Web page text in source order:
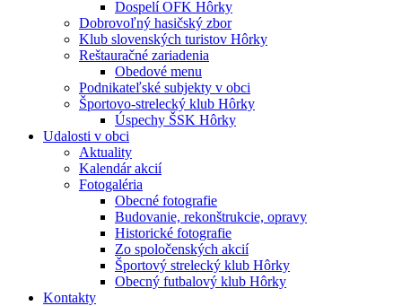
Dospelí OFK Hôrky
Dobrovoľný hasičský zbor
Klub slovenských turistov Hôrky
Reštauračné zariadenia
Obedové menu
Podnikateľské subjekty v obci
Športovo-strelecký klub Hôrky
Úspechy ŠSK Hôrky
Udalosti v obci
Aktuality
Kalendár akcií
Fotogaléria
Obecné fotografie
Budovanie, rekonštrukcie, opravy
Historické fotografie
Zo spoločenských akcií
Športový strelecký klub Hôrky
Obecný futbalový klub Hôrky
Kontakty